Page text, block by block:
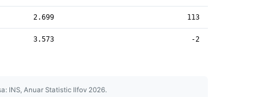
2.699 113
3.573 -2
INS, Anuar Statistic Ilfov 2026.